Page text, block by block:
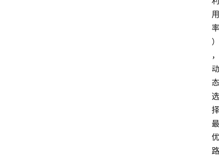
用
率
）
，
动
态
选
择
最
优
路